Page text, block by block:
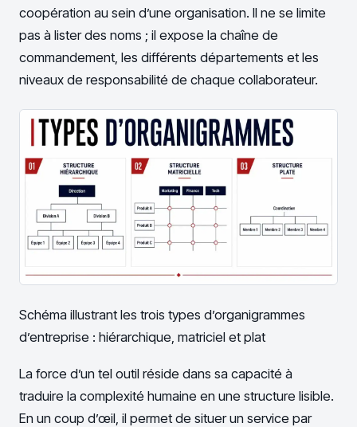
coopération au sein d’une organisation. Il ne se limite
pas à lister des noms ; il expose la chaîne de
commandement, les différents départements et les
niveaux de responsabilité de chaque collaborateur.
Schéma illustrant les trois types d’organigrammes
d’entreprise : hiérarchique, matriciel et plat
La force d’un tel outil réside dans sa capacité à
traduire la complexité humaine en une structure lisible.
En un coup d’œil, il permet de situer un service par